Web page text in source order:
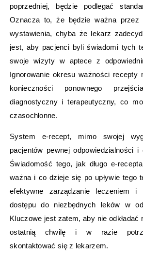
poprzedniej, będzie podlegać
Oznacza to, że będzie ważna
wystawienia, chyba że lekarz
jest, aby pacjenci byli świadomi tych
swoje wizyty w aptece z
Ignorowanie okresu ważności recepty
konieczności ponownego
diagnostyczny i terapeutyczny, co
czasochłonne.
System e-recept, mimo swojej
pacjentów pewnej odpowiedzialności i
Świadomość tego, jak długo e-
ważna i co dzieje się po upływie tego
efektywne zarządzanie leczeniem i
dostępu do niezbędnych leków w
Kluczowe jest zatem, aby nie odkładać
ostatnią chwilę i w razie
skontaktować się z lekarzem.